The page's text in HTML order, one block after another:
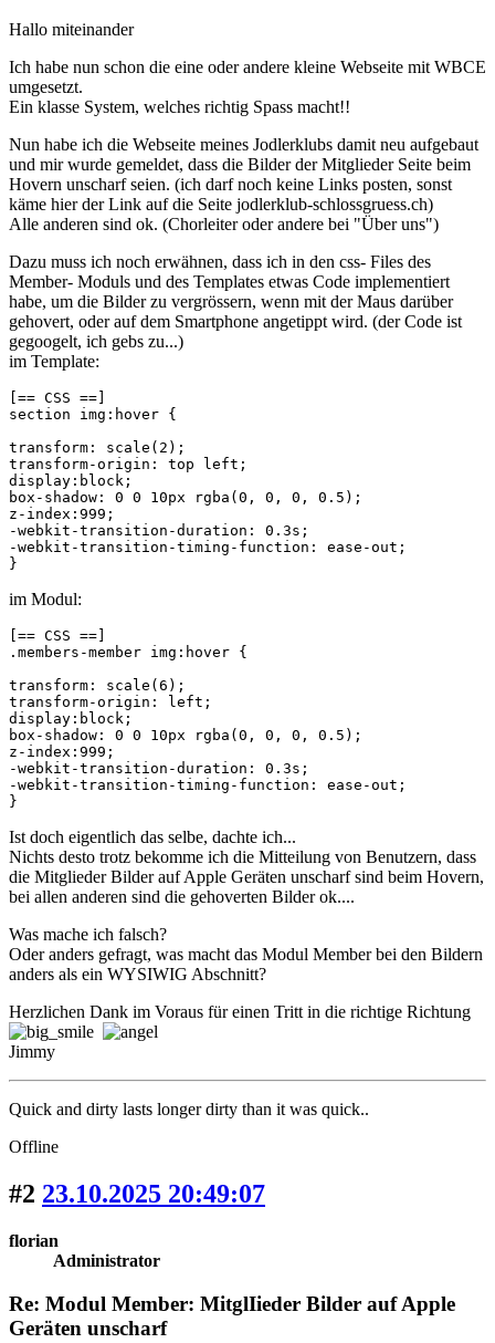
Hallo miteinander
Ich habe nun schon die eine oder andere kleine Webseite mit WBCE
umgesetzt.
Ein klasse System, welches richtig Spass macht!!
Nun habe ich die Webseite meines Jodlerklubs damit neu aufgebaut
und mir wurde gemeldet, dass die Bilder der Mitglieder Seite beim
Hovern unscharf seien. (ich darf noch keine Links posten, sonst
käme hier der Link auf die Seite jodlerklub-schlossgruess.ch)
Alle anderen sind ok. (Chorleiter oder andere bei "Über uns")
Dazu muss ich noch erwähnen, dass ich in den css- Files des
Member- Moduls und des Templates etwas Code implementiert
habe, um die Bilder zu vergrössern, wenn mit der Maus darüber
gehovert, oder auf dem Smartphone angetippt wird. (der Code ist
gegoogelt, ich gebs zu...)
im Template:
[== CSS ==]
section img:hover {
transform: scale(2);
transform-origin: top left;
display:block;
box-shadow: 0 0 10px rgba(0, 0, 0, 0.5);
z-index:999;
-webkit-transition-duration: 0.3s;
-webkit-transition-timing-function: ease-out;
}
im Modul:
[== CSS ==]
.members-member img:hover {
transform: scale(6);
transform-origin: left;
display:block;
box-shadow: 0 0 10px rgba(0, 0, 0, 0.5);
z-index:999;
-webkit-transition-duration: 0.3s;
-webkit-transition-timing-function: ease-out;
}
Ist doch eigentlich das selbe, dachte ich...
Nichts desto trotz bekomme ich die Mitteilung von Benutzern, dass
die Mitglieder Bilder auf Apple Geräten unscharf sind beim Hovern,
bei allen anderen sind die gehoverten Bilder ok....
Was mache ich falsch?
Oder anders gefragt, was macht das Modul Member bei den Bildern
anders als ein WYSIWIG Abschnitt?
Herzlichen Dank im Voraus für einen Tritt in die richtige Richtung
Jimmy
Quick and dirty lasts longer dirty than it was quick..
Offline
#2 23.10.2025 20:49:07
florian
Administrator
Re: Modul Member: MitglIieder Bilder auf Apple
Geräten unscharf